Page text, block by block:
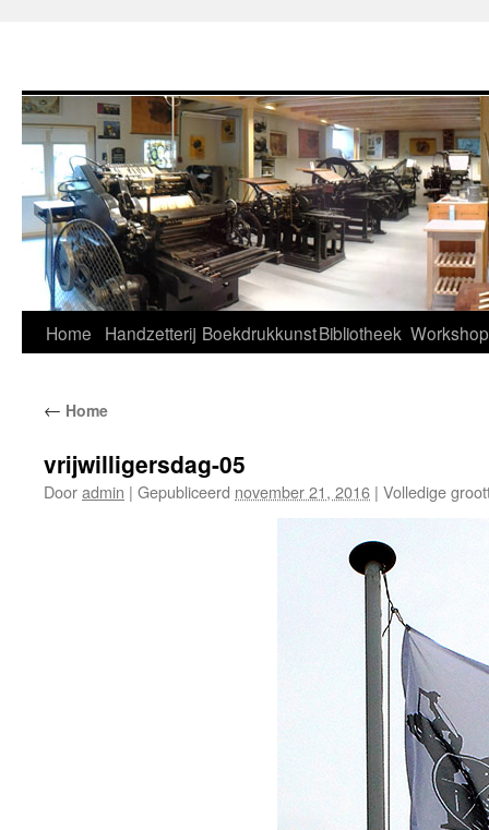
Home Handzetterij BoekdrukkunstBibliotheek
← Home
vrijwilligersdag-05
Dooradmin | Gepubliceerd november 21, 2016 | Volledige